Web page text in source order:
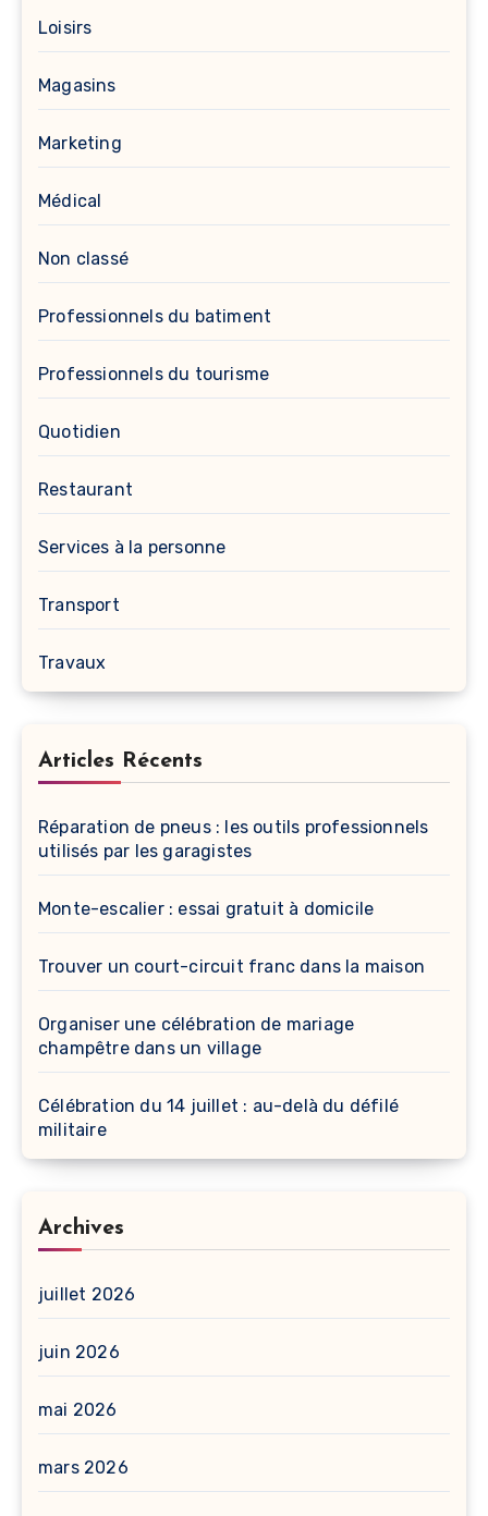
Loisirs
Magasins
Marketing
Médical
Non classé
Professionnels du batiment
Professionnels du tourisme
Quotidien
Restaurant
Services à la personne
Transport
Travaux
Articles Récents
Réparation de pneus : les outils professionnels
utilisés par les garagistes
Monte-escalier : essai gratuit à domicile
Trouver un court-circuit franc dans la maison
Organiser une célébration de mariage
champêtre dans un village
Célébration du 14 juillet : au-delà du défilé
militaire
Archives
juillet 2026
juin 2026
mai 2026
mars 2026